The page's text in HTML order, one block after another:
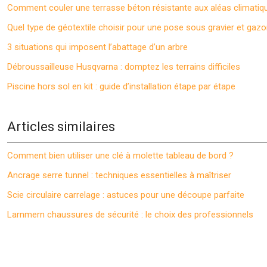
Comment couler une terrasse béton résistante aux aléas
Quel type de géotextile choisir pour une pose sous gravier et
3 situations qui imposent l’abattage d’un arbre
Débroussailleuse Husqvarna : domptez les terrains difficiles
Piscine hors sol en kit : guide d’installation étape par étape
Articles similaires
Comment bien utiliser une clé à molette tableau de bord ?
Ancrage serre tunnel : techniques essentielles à maîtriser
Scie circulaire carrelage : astuces pour une découpe parfaite
Larnmern chaussures de sécurité : le choix des professionnels